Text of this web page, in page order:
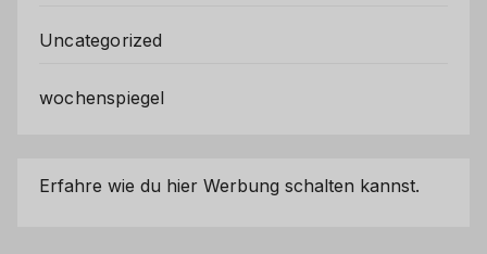
Uncategorized
wochenspiegel
Erfahre wie du hier Werbung schalten kannst.